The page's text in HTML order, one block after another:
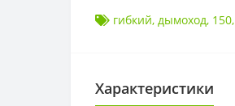
гибкий, дымоход, 150,
Характеристики